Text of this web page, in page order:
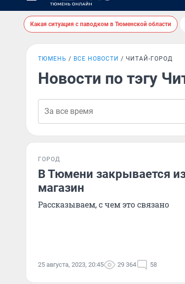
Какая ситуация с паводком в Тюменской области
ТЮМЕНЬ ВСЕ НОВОСТИ ЧИТАЙ-ГОРОД
Новости по тэгу
ГОРОД
В Тюмени закрывается
магазин
Рассказываем, с чем это связано
25 августа, 2023, 20:45 29 364 58